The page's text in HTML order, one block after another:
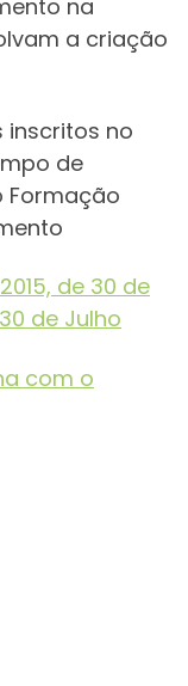
na
a criação
inscritos no
de
Formação
de 30 de
de Julho
com o